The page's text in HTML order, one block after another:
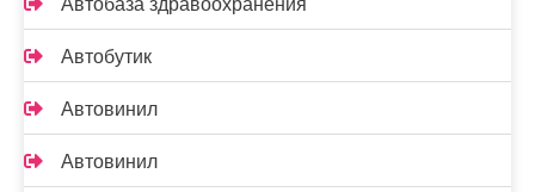
Автобаза здравоохранения
Автобутик
Автовинил
Автовинил